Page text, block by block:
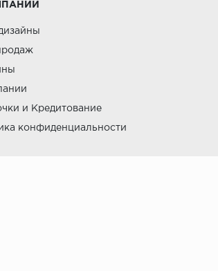
и Кредитование
конфиденциальности